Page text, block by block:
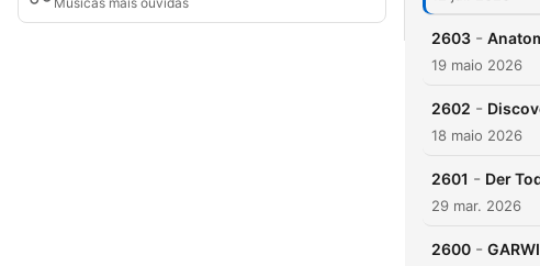
2603 -
19 maio 2026
2602 -
18 maio 2026
2601 - Der
29 mar. 2026
2600 -